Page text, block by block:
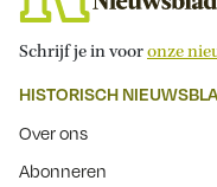
Schrijf je in vooronze
HISTORISCH
Over ons
Abonneren